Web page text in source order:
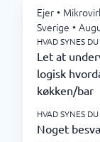
Ejer •
Sverige •
HVAD SYNES
Let at
logisk
køkken/bar
HVAD SYNES
Noget